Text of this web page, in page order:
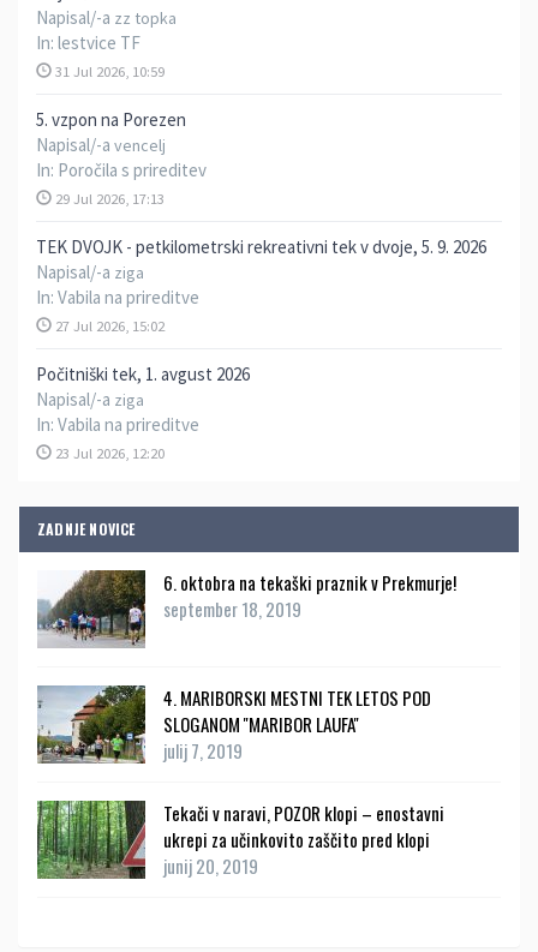
Napisal/-a zz topka
In: lestvice TF
31 Jul 2026, 10:59
5. vzpon na Porezen
Napisal/-a vencelj
In: Poročila s prireditev
29 Jul 2026, 17:13
TEK DVOJK - petkilometrski rekreativni tek v dvoje, 5. 9. 2026
Napisal/-a ziga
In: Vabila na prireditve
27 Jul 2026, 15:02
Počitniški tek, 1. avgust 2026
Napisal/-a ziga
In: Vabila na prireditve
23 Jul 2026, 12:20
ZADNJE NOVICE
6. oktobra na tekaški praznik v Prekmurje!
september 18, 2019
4. MARIBORSKI MESTNI TEK LETOS POD
SLOGANOM ''MARIBOR LAUFA''
julij 7, 2019
Tekači v naravi, POZOR klopi – enostavni
ukrepi za učinkovito zaščito pred klopi
junij 20, 2019